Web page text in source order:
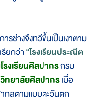
ช่างจึงทวีขึ้นเป็นเงาตาม
ยกว่า"โรงเรียนประณีต
รงเรียนศิลปากรกรม
ทยาลัยศิลปากรเมื่อ
กลตามแบบตะวันตก